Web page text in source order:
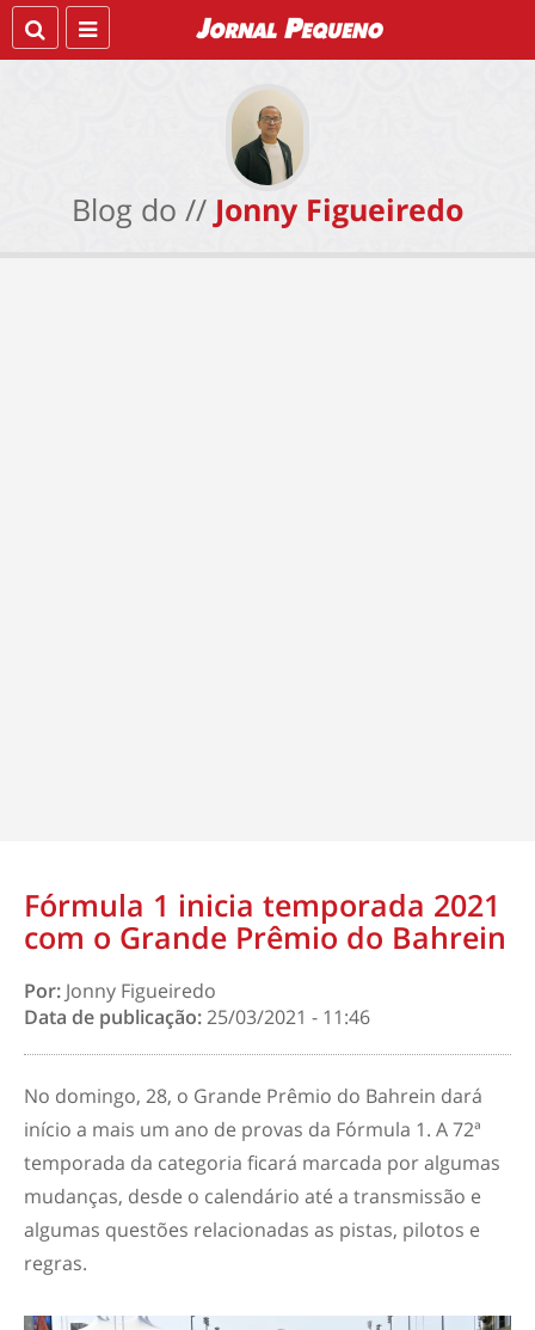
Blog do // Jonny Figueiredo
Fórmula 1 inicia temporada 2021
com o Grande Prêmio do Bahrein
Por: Jonny Figueiredo
Data de publicação:25/03/2021 - 11:46
No domingo, 28, o Grande Prêmio do Bahrein dará
início a mais um ano de provas da Fórmula 1. A 72ª
temporada da categoria ficará marcada por algumas
mudanças, desde o calendário até a transmissão e
algumas questões relacionadas as pistas, pilotos e
regras.